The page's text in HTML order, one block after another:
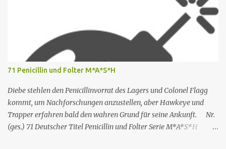
Touristen, die das Boot mit seinem Steuermann am Tag des
Mordes gemietet hatten, und dann auf eine Gruppe von Touristen,
die das Boot am nächsten Tag mieten sollten. Einziges Problem:
Die Verdächtigen sind nach England zurückgekehrt. Der
Kommandant beschließt daraufhin, sein Team (mit Ausnahme von
JP) nach London zu schicken, um die Ermittlungen mit Hilfe eines
71 Penicillin und Folter M*A*S*H
Diebe stehlen den Penicillinvorrat des Lagers und Colonel Flagg
kommt, um Nachforschungen anzustellen, aber Hawkeye und
Trapper erfahren bald den wahren Grund für seine Ankunft. Nr.
(ges.) 71 Deutscher Titel Penicillin und Folter Serie M*A*S*H